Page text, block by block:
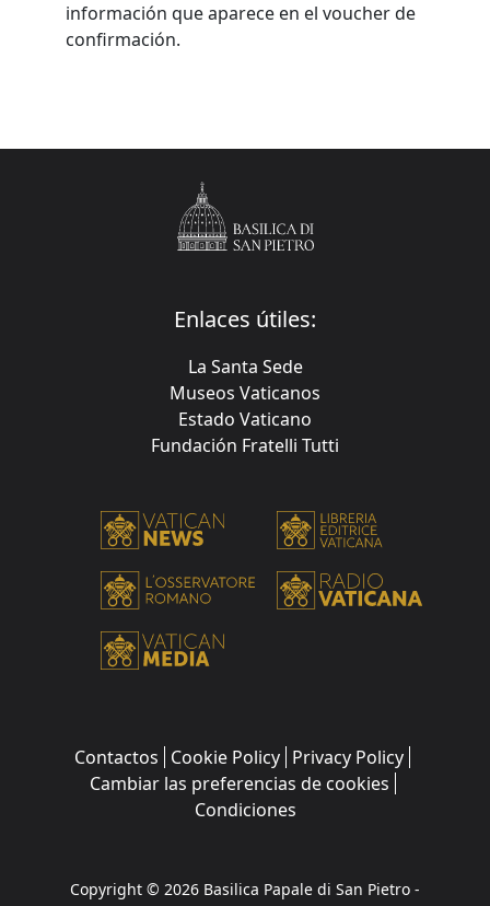
información que aparece en el voucher de
confirmación.
Enlaces útiles:
La Santa Sede
Museos Vaticanos
Estado Vaticano
Fundación Fratelli Tutti
Contactos Cookie Policy Privacy Policy
Cambiar las preferencias de cookies
Condiciones
Copyright © 2026 Basilica Papale di San Pietro -